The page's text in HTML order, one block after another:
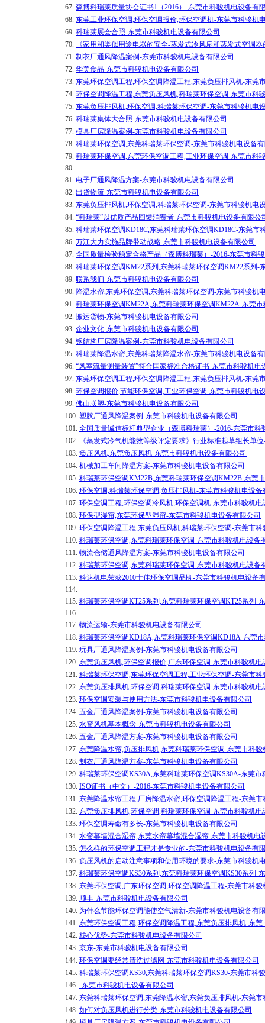
67. 森博科瑞莱质量协会证书1（2016）-东莞市科骏机电设备有
68. 东莞工业环保空调,环保空调报价,环保空调机-东莞市科骏机
69. 科瑞莱展会合照-东莞市科骏机电设备有限公司
70.
《家用和类似用途电器的安全-蒸发式冷风扇和蒸发式空调
71. 制衣厂通风降温案例-东莞市科骏机电设备有限公司
72. 华美食品-东莞市科骏机电设备有限公司
73. 东莞环保空调工程,环保空调降温工程,东莞负压排风机-东莞
74. 环保空调降温工程,东莞负压风机,科瑞莱环保空调-东莞市科
75. 东莞负压排风机,环保空调,科瑞莱环保空调-东莞市科骏机电
76. 科瑞莱集体大合照-东莞市科骏机电设备有限公司
77. 模具厂房降温案例-东莞市科骏机电设备有限公司
78. 科瑞莱环保空调,东莞科瑞莱环保空调-东莞市科骏机电设备
79. 科瑞莱环保空调,东莞环保空调工程,工业环保空调-东莞市科
80.
81. 电子厂通风降温方案-东莞市科骏机电设备有限公司
82. 出货物流-东莞市科骏机电设备有限公司
83. 东莞负压排风机,环保空调,科瑞莱环保空调-东莞市科骏机电
84. “科瑞莱”以优质产品回馈消费者-东莞市科骏机电设备有限公
85. 科瑞莱环保空调KD18C,东莞科瑞莱环保空调KD18C-东莞市
86. 万江大力实施品牌带动战略-东莞市科骏机电设备有限公司
87. 全国质量检验稳定合格产品（森博科瑞莱）-2016-东莞市科
88. 科瑞莱环保空调KM22系列,东莞科瑞莱环保空调KM22系列-
89. 联系我们-东莞市科骏机电设备有限公司
90. 降温水帘,东莞环保空调,东莞科瑞莱环保空调-东莞市科骏机
91. 科瑞莱环保空调KM22A,东莞科瑞莱环保空调KM22A-东莞
92. 搬运货物-东莞市科骏机电设备有限公司
93. 企业文化-东莞市科骏机电设备有限公司
94. 钢结构厂房降温案例-东莞市科骏机电设备有限公司
95. 科瑞莱降温水帘,东莞科瑞莱降温水帘-东莞市科骏机电设备
96. “风室流量测量装置”符合国家标准合格证书-东莞市科骏机电
97. 东莞环保空调工程,环保空调降温工程,东莞负压排风机-东莞
98. 环保空调报价,节能环保空调,工业环保空调-东莞市科骏机电
99. 佛山联塑-东莞市科骏机电设备有限公司
100. 塑胶厂通风降温案例-东莞市科骏机电设备有限公司
101. 全国质量诚信标杆典型企业（森博科瑞莱）-2016-东莞市科
102.
《蒸发式冷气机能效等级评定要求》行业标准起草组长单
103. 负压风机,东莞负压风机-东莞市科骏机电设备有限公司
104. 机械加工车间降温方案-东莞市科骏机电设备有限公司
105. 科瑞莱环保空调KM22B,东莞科瑞莱环保空调KM22B-东莞
106. 环保空调,科瑞莱环保空调,负压排风机-东莞市科骏机电设备
107. 环保空调工程,环保空调冷风机,环保空调机-东莞市科骏机电
108. 环保型湿帘,东莞环保型湿帘-东莞市科骏机电设备有限公司
109. 环保空调降温工程,东莞负压风机,科瑞莱环保空调-东莞市
110. 科瑞莱环保空调,东莞科瑞莱环保空调-东莞市科骏机电设备
111. 物流仓储通风降温方案-东莞市科骏机电设备有限公司
112. 科瑞莱环保空调,东莞科瑞莱环保空调-东莞市科骏机电设备
113. 科达机电荣获2010十佳环保空调品牌-东莞市科骏机电设备
114.
115. 科瑞莱环保空调KT25系列,东莞科瑞莱环保空调KT25系列-
116.
117. 物流运输-东莞市科骏机电设备有限公司
118. 科瑞莱环保空调KD18A,东莞科瑞莱环保空调KD18A-东莞
119. 玩具厂通风降温案例-东莞市科骏机电设备有限公司
120. 东莞负压风机,环保空调报价,广东环保空调-东莞市科骏机电
121. 科瑞莱环保空调,东莞环保空调工程,工业环保空调-东莞市
122. 东莞负压排风机,环保空调,科瑞莱环保空调-东莞市科骏机电
123. 环保空调安装与使用方法-东莞市科骏机电设备有限公司
124. 五金厂通风降温案例-东莞市科骏机电设备有限公司
125. 水帘风机基本概念-东莞市科骏机电设备有限公司
126. 五金厂通风降温方案-东莞市科骏机电设备有限公司
127. 东莞降温水帘,负压排风机,东莞科瑞莱环保空调-东莞市科
128. 制衣厂通风降温方案-东莞市科骏机电设备有限公司
129. 科瑞莱环保空调KS30A,东莞科瑞莱环保空调KS30A-东莞
130. ISO证书（中文）-2016-东莞市科骏机电设备有限公司
131. 东莞降温水帘工程,厂房降温水帘,环保空调降温工程-东莞
132. 东莞负压排风机,环保空调,科瑞莱环保空调-东莞市科骏机电
133. 环保空调寿命有多长-东莞市科骏机电设备有限公司
134. 水帘幕墙混合湿帘,东莞水帘幕墙混合湿帘-东莞市科骏机电
135. 怎么样的环保空调工程才是专业的-东莞市科骏机电设备有
136. 负压风机的启动注意事项和使用环境的要求-东莞市科骏机
137. 科瑞莱环保空调KS30系列,东莞科瑞莱环保空调KS30系列-
138. 东莞环保空调,广东环保空调,环保空调降温工程-东莞市科
139. 顺丰-东莞市科骏机电设备有限公司
140. 为什么节能环保空调能使空气清新-东莞市科骏机电设备有
141. 东莞环保空调工程,环保空调降温工程,东莞负压排风机-东
142. 核心优势-东莞市科骏机电设备有限公司
143. 京东-东莞市科骏机电设备有限公司
144. 环保空调要经常清洗过滤网-东莞市科骏机电设备有限公司
145. 科瑞莱环保空调KS30,东莞科瑞莱环保空调KS30-东莞市科
146. -东莞市科骏机电设备有限公司
147. 东莞科瑞莱环保空调,东莞降温水帘,东莞负压排风机-东莞
148. 如何对负压风机进行分类-东莞市科骏机电设备有限公司